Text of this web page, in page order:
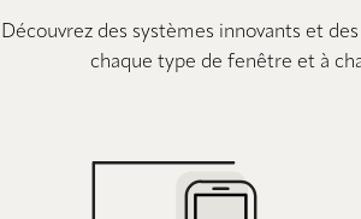
Découvrez des systèmes innovants et
chaque type de fenêtre et à